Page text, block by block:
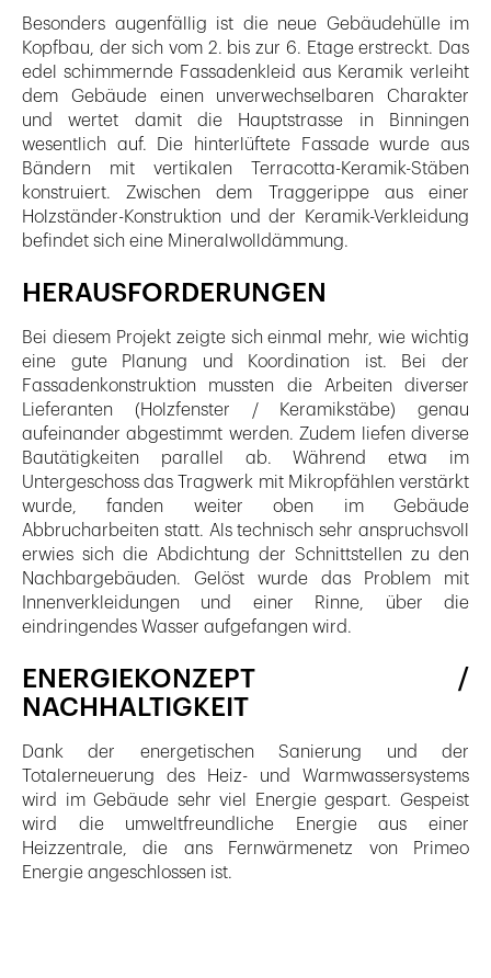
Besonders augenfällig ist die neue Gebäudehülle im
Kopfbau, der sich vom 2. bis zur 6. Etage erstreckt. Das
edel schimmernde Fassadenkleid aus Keramik verleiht
dem Gebäude einen unverwechselbaren Charakter
und wertet damit die Hauptstrasse in Binningen
wesentlich auf. Die hinterlüftete Fassade wurde aus
Bändern mit vertikalen Terracotta-Keramik-Stäben
konstruiert. Zwischen dem Traggerippe aus einer
Holzständer-Konstruktion und der Keramik-Verkleidung
befindet sich eine Mineralwolldämmung.
HERAUSFORDERUNGEN
Bei diesem Projekt zeigte sich einmal mehr, wie wichtig
eine gute Planung und Koordination ist. Bei der
Fassadenkonstruktion mussten die Arbeiten diverser
Lieferanten (Holzfenster / Keramikstäbe) genau
aufeinander abgestimmt werden. Zudem liefen diverse
Bautätigkeiten parallel ab. Während etwa im
Untergeschoss das Tragwerk mit Mikropfählen verstärkt
wurde, fanden weiter oben im Gebäude
Abbrucharbeiten statt. Als technisch sehr anspruchsvoll
erwies sich die Abdichtung der Schnittstellen zu den
Nachbargebäuden. Gelöst wurde das Problem mit
Innenverkleidungen und einer Rinne, über die
eindringendes Wasser aufgefangen wird.
ENERGIEKONZEPT /
NACHHALTIGKEIT
Dank der energetischen Sanierung und der
Totalerneuerung des Heiz- und Warmwassersystems
wird im Gebäude sehr viel Energie gespart. Gespeist
wird die umweltfreundliche Energie aus einer
Heizzentrale, die ans Fernwärmenetz von Primeo
Energie angeschlossen ist.